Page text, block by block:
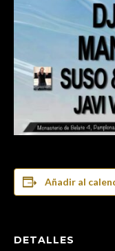
Añadir al
DETALLES